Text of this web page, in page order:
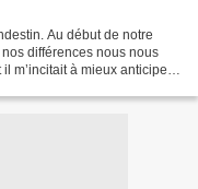
Au début de notre
différences nous nous
m’incitait à mieux anticiper,